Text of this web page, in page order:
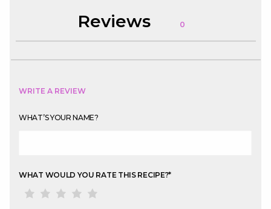
Reviews 0
WRITE A REVIEW
WHAT’S YOUR NAME?
WHAT WOULD YOU RATE THIS RECIPE?*